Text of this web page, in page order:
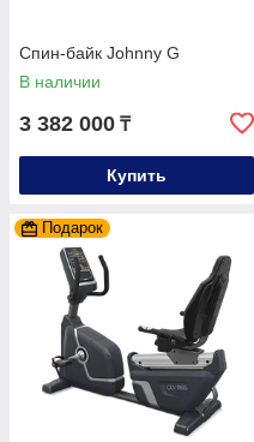
Спин-байк Johnny G
В наличии
3 382 000 ₸
Купить
Подарок